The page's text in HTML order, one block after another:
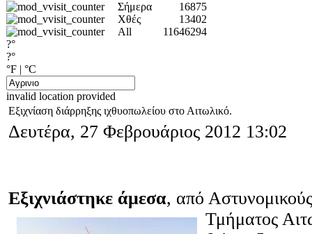
Σήμερα
16875
Χθές
13402
All
11646294
?°
?°
°F | °C
invalid location provided
Εξιχνίαση διάρρηξης ιχθυοπωλείου στο Αιτωλικό.
Δευτέρα, 27 Φεβρουάριος 2012 13:02
Εξιχνιάστηκε άμεσα, από
Τμήματος